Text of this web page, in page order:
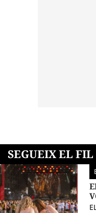
SEGUEIX EL FIL